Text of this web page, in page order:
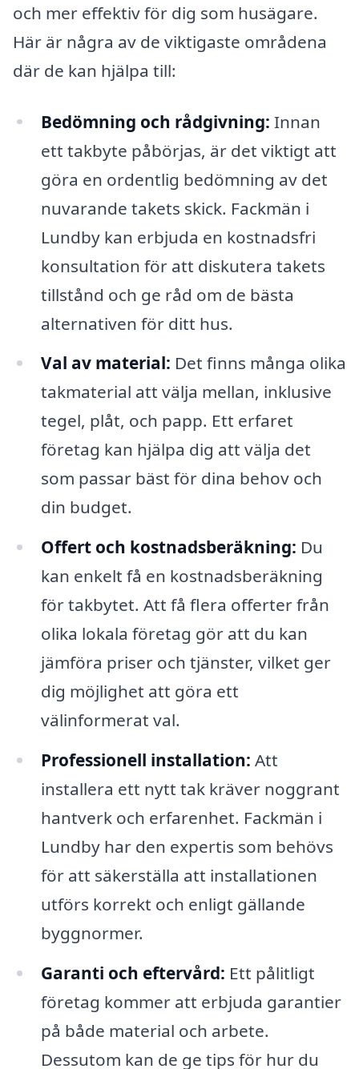
och mer effektiv för dig som husägare.
Här är några av de viktigaste områdena
där de kan hjälpa till:
Bedömning och rådgivning: Innan
ett takbyte påbörjas, är det viktigt att
göra en ordentlig bedömning av det
nuvarande takets skick. Fackmän i
Lundby kan erbjuda en kostnadsfri
konsultation för att diskutera takets
tillstånd och ge råd om de bästa
alternativen för ditt hus.
Val av material: Det finns många olika
takmaterial att välja mellan, inklusive
tegel, plåt, och papp. Ett erfaret
företag kan hjälpa dig att välja det
som passar bäst för dina behov och
din budget.
Offert och kostnadsberäkning: Du
kan enkelt få en kostnadsberäkning
för takbytet. Att få flera offerter från
olika lokala företag gör att du kan
jämföra priser och tjänster, vilket ger
dig möjlighet att göra ett
välinformerat val.
Professionell installation: Att
installera ett nytt tak kräver noggrant
hantverk och erfarenhet. Fackmän i
Lundby har den expertis som behövs
för att säkerställa att installationen
utförs korrekt och enligt gällande
byggnormer.
Garanti och eftervård: Ett pålitligt
företag kommer att erbjuda garantier
på både material och arbete.
Dessutom kan de ge tips för hur du